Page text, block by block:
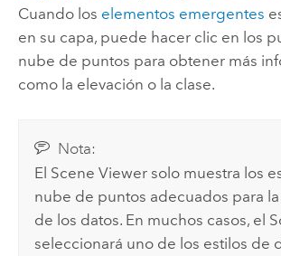
Cuando los elementos emergentes
en su capa, puede hacer clic en los
nube de puntos para obtener más
como la elevación o la clase.
Nota:
El Scene Viewer solo muestra los
nube de puntos adecuados para
de los datos. En muchos casos, el
seleccionará uno de los estilos de